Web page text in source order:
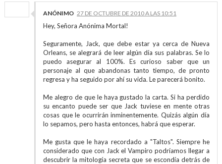
ANÓNIMO 27 DE OCTUBRE DE 2010 A LAS 10:51
Hey, Señora Anónima Mortal!
Seguramente, Jack, que debe estar ya cerca de Nueva
Orleans, se alegrará de leer algún día sus palabras. Se lo
puedo asegurar al 100%. Es curioso saber que un
personaje al que abandonas tanto tiempo, de pronto
regresa y ha seguido por ahí su vida. Le parecerá bonito.
Me alegro de que le haya gustado la carta. Si ha perdido
su encanto puede ser que Jack tuviese en mente otras
cosas que le ocurrirán inminentemente. Quizás algún día
lo sepamos, pero hasta entonces, habrá que esperar.
Me gusta que le haya recordado a "Taltos". Siempre he
considerado que con Jack el Vampiro podríamos llegar a
descubrir la mitología secreta que se escondía detrás de